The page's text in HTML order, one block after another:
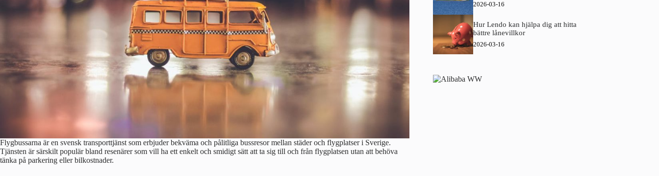
Flygbussarna är en svensk transporttjänst som erbjuder bekväma och pålitliga bussresor mellan städer och flygplatser i Sverige.
Tjänsten är särskilt populär bland resenärer som vill ha ett enkelt och smidigt sätt att ta sig till och från flygplatsen utan att behöva
tänka på parkering eller bilkostnader.
2026-03-16
Hur Lendo kan hjälpa dig att hitta
bättre lånevillkor
2026-03-16